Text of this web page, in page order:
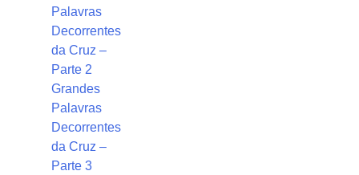
Palavras
Decorrentes
da Cruz –
Parte 2
Grandes
Palavras
Decorrentes
da Cruz –
Parte 3